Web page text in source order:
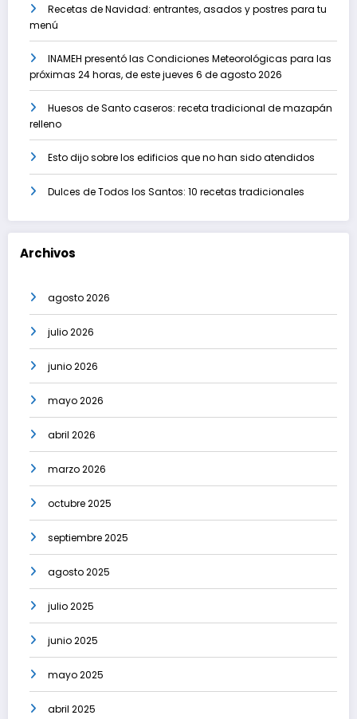
Recetas de Navidad: entrantes, asados y postres para tu
menú
INAMEH presentó las Condiciones Meteorológicas para las
próximas 24 horas, de este jueves 6 de agosto 2026
Huesos de Santo caseros: receta tradicional de mazapán
relleno
Esto dijo sobre los edificios que no han sido atendidos
Dulces de Todos los Santos: 10 recetas tradicionales
Archivos
agosto 2026
julio 2026
junio 2026
mayo 2026
abril 2026
marzo 2026
octubre 2025
septiembre 2025
agosto 2025
julio 2025
junio 2025
mayo 2025
abril 2025